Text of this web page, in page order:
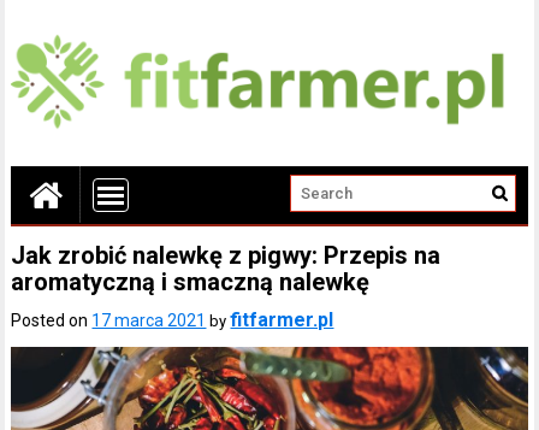
Jak zrobić nalewkę z pigwy: Przepis na
aromatyczną i smaczną nalewkę
Posted on 17 marca 2021 byfitfarmer.pl